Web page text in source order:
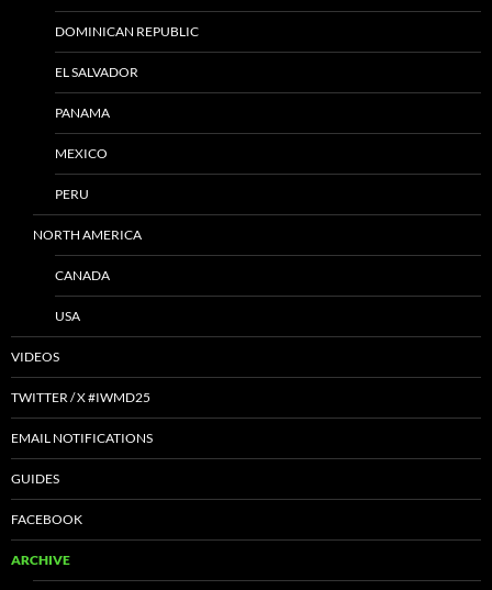
DOMINICAN REPUBLIC
EL SALVADOR
PANAMA
MEXICO
PERU
NORTH AMERICA
CANADA
USA
VIDEOS
TWITTER / X #IWMD25
EMAIL NOTIFICATIONS
GUIDES
FACEBOOK
ARCHIVE